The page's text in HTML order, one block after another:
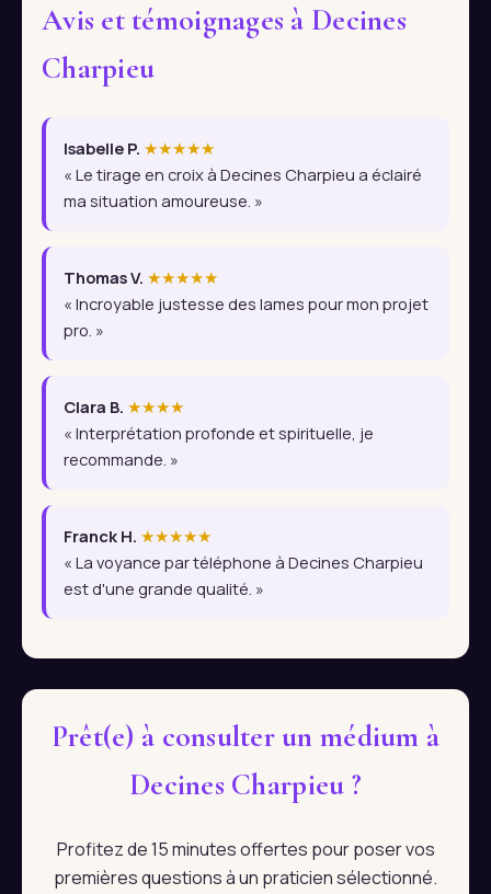
Avis et témoignages à Decines
Charpieu
Isabelle P. ★★★★★
« Le tirage en croix à Decines Charpieu a éclairé
ma situation amoureuse. »
Thomas V. ★★★★★
« Incroyable justesse des lames pour mon projet
pro. »
Clara B. ★★★★
« Interprétation profonde et spirituelle, je
recommande. »
Franck H. ★★★★★
« La voyance par téléphone à Decines Charpieu
est d'une grande qualité. »
Prêt(e) à consulter un médium à
Decines Charpieu ?
Profitez de 15 minutes offertes pour poser vos
premières questions à un praticien sélectionné.